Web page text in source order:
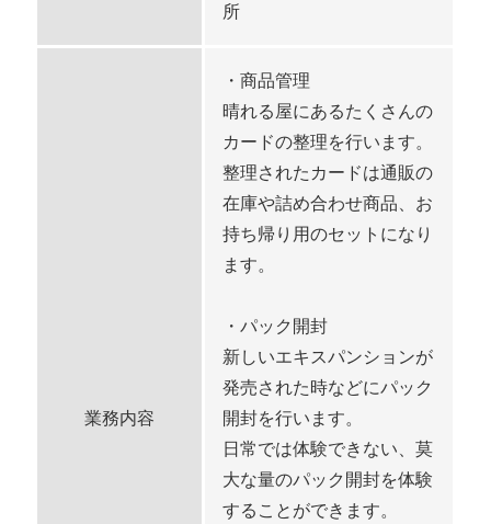
所
業務内容
・商品管理
晴れる屋にあるたくさんの
カードの整理を行います。
整理されたカードは通販の
在庫や詰め合わせ商品、お
持ち帰り用のセットになり
ます。
・パック開封
新しいエキスパンションが
発売された時などにパック
開封を行います。
日常では体験できない、莫
大な量のパック開封を体験
することができます。